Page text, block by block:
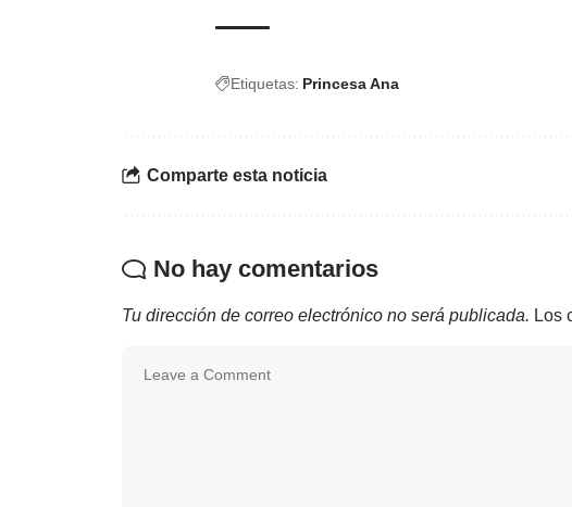
Etiquetas: Princesa Ana
Comparte esta noticia
No hay comentarios
Tu dirección de correo electrónico no será publicada. Los